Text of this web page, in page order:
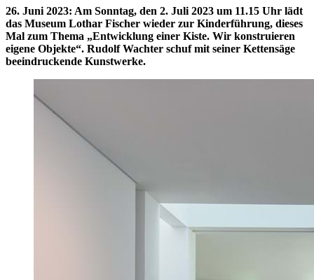
26. Juni 2023: Am Sonntag, den 2. Juli 2023 um 11.15 Uhr lädt
das Museum Lothar Fischer wieder zur Kinderführung, dieses
Mal zum Thema „Entwicklung einer Kiste. Wir konstruieren
eigene Objekte“. Rudolf Wachter schuf mit seiner Kettensäge
beeindruckende Kunstwerke.